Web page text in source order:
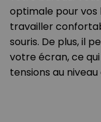
optimale pour vos
travailler
souris. De plus, il
votre écran, ce
tensions au niveau